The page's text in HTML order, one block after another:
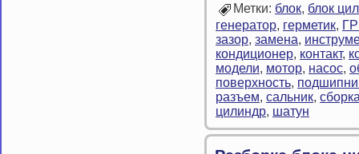
Метки: блок, блок
генератор, герметик,
зазор, замена,
кондиционер, контакт,
модели, мотор, насос,
поверхность,
разъем, сальник,
цилиндр, шатун